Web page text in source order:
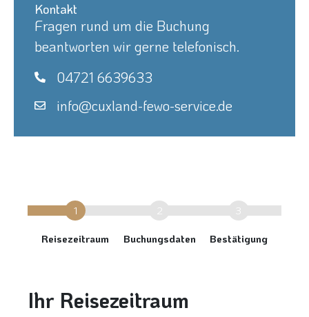
Kontakt
Fragen rund um die Buchung
beantworten wir gerne telefonisch.
04721 6639633
info@cuxland-fewo-service.de